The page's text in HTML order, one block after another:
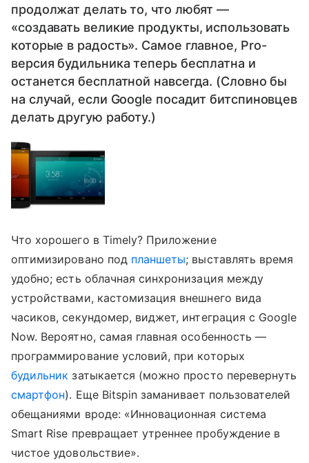
продолжат делать то, что любят —
«создавать великие продукты, использовать
которые в радость». Самое главное, Pro-
версия будильника теперь бесплатна и
останется бесплатной навсегда. (Словно бы
на случай, если Google посадит битспиновцев
делать другую работу.)
Что хорошего в Timely? Приложение
оптимизировано под планшеты; выставлять время
удобно; есть облачная синхронизация между
устройствами, кастомизация внешнего вида
часиков, секундомер, виджет, интеграция с Google
Now. Вероятно, самая главная особенность —
программирование условий, при которых
будильник затыкается (можно просто перевернуть
смартфон). Еще Bitspin заманивает пользователей
обещаниями вроде: «Инновационная система
Smart Rise превращает утреннее пробуждение в
чистое удовольствие».